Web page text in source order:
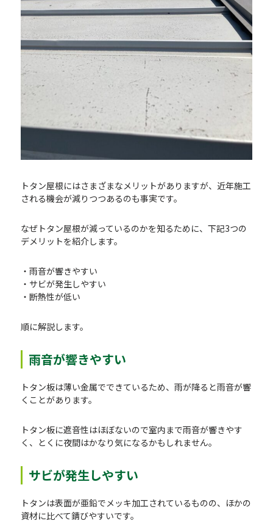
トタン屋根にはさまざまなメリットがありますが、近年施工
される機会が減りつつあるのも事実です。
なぜトタン屋根が減っているのかを知るために、下記3つの
デメリットを紹介します。
・雨音が響きやすい
・サビが発生しやすい
・断熱性が低い
順に解説します。
雨音が響きやすい
トタン板は薄い金属でできているため、雨が降ると雨音が響
くことがあります。
トタン板に遮音性はほぼないので室内まで雨音が響きやす
く、とくに夜間はかなり気になるかもしれません。
サビが発生しやすい
トタンは表面が亜鉛でメッキ加工されているものの、ほかの
資材に比べて錆びやすいです。